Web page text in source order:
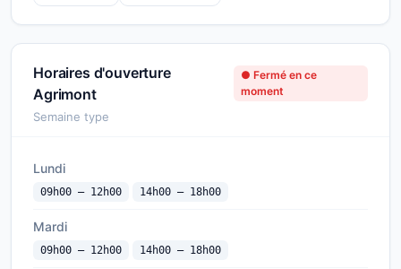
Horaires d'ouverture
Agrimont
● Fermé en ce
moment
Semaine type
Lundi
09h00 — 12h00 14h00 — 18h00
Mardi
09h00 — 12h00 14h00 — 18h00